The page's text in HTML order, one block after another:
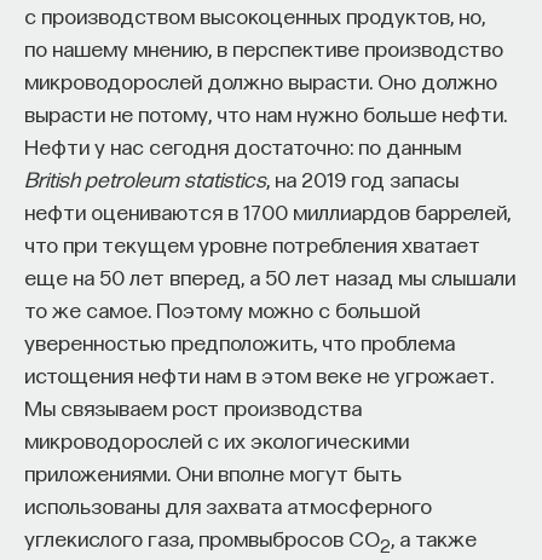
с производством высокоценных продуктов, но,
по нашему мнению, в перспективе производство
микроводорослей должно вырасти. Оно должно
вырасти не потому, что нам нужно больше нефти.
Нефти у нас сегодня достаточно: по данным
British petroleum statistics, на 2019 год запасы
нефти оцениваются в 1700 миллиардов баррелей,
что при текущем уровне потребления хватает
еще на 50 лет вперед, а 50 лет назад мы слышали
то же самое. Поэтому можно с большой
уверенностью предположить, что проблема
истощения нефти нам в этом веке не угрожает.
Мы связываем рост производства
микроводорослей с их экологическими
приложениями. Они вполне могут быть
использованы для захвата атмосферного
углекислого газа, промвыбросов CO2 , а также
Знание нельзя просто передать
«Сама проблема гораздо старше, чем может
показаться. Если преподаватель выдает задание,
студент перепоручает его нейросети, а потом
просто приносит готовый текст, это лишь делает
старую проблему совсем уж неустранимой.
Но и привычная университетская схема, в которой
преподаватель что-то рассказал, студент что-то
записал, а затем попытался пересказать это
наизусть, тоже почти не оставляет места для
мысли. Знание не передается в готовом виде —
оно формируется. Нам долго казалось, что
преподаватель может просто хорошо и логично
изложить материал, а студент — зафиксировать
его и затем воспроизвести. Но самый важный